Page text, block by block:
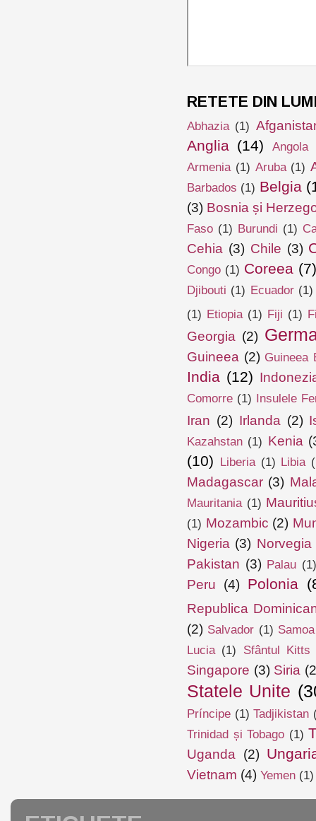
RETETE DIN
Abhazia (1)
Anglia (14) Angola
Armenia (1) Aruba (1)
Barbados (1) Belgia
(3) Bosnia și
Faso (1) Burundi (1)
Cehia (3) Chile (3)
Congo (1) Coreea
Djibouti (1) Ecuador (1)
(1) Etiopia (1) Fiji (1)
Georgia (2)
Guineea (2) Guineea
India (12)
Comorre (1) Insulele
Iran (2) Irlanda (2)
Kazahstan (1) Kenia
(10) Liberia (1) Libia
Madagascar (3)
Mauritania (1)
(1) Mozambic (2)
Nigeria (3) Norvegia
Pakistan (3) Palau (1)
Peru (4) Polonia
Republica
(2) Salvador (1) Samoa
Lucia (1) Sfântul
Singapore (3) Siria
Statele Unite
Príncipe (1) Tadjikistan
Trinidad și Tobago (1)
Uganda (2)
Vietnam (4) Yemen (1)